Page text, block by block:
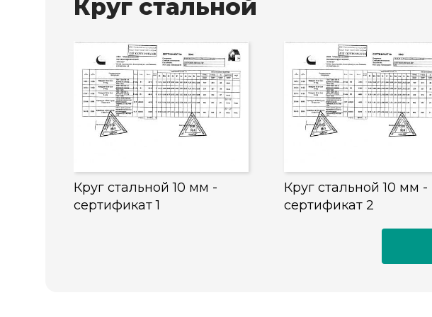
Круг стальной
Круг стальной 10 мм -
сертификат 1
Круг стальной 10 мм -
сертификат 2